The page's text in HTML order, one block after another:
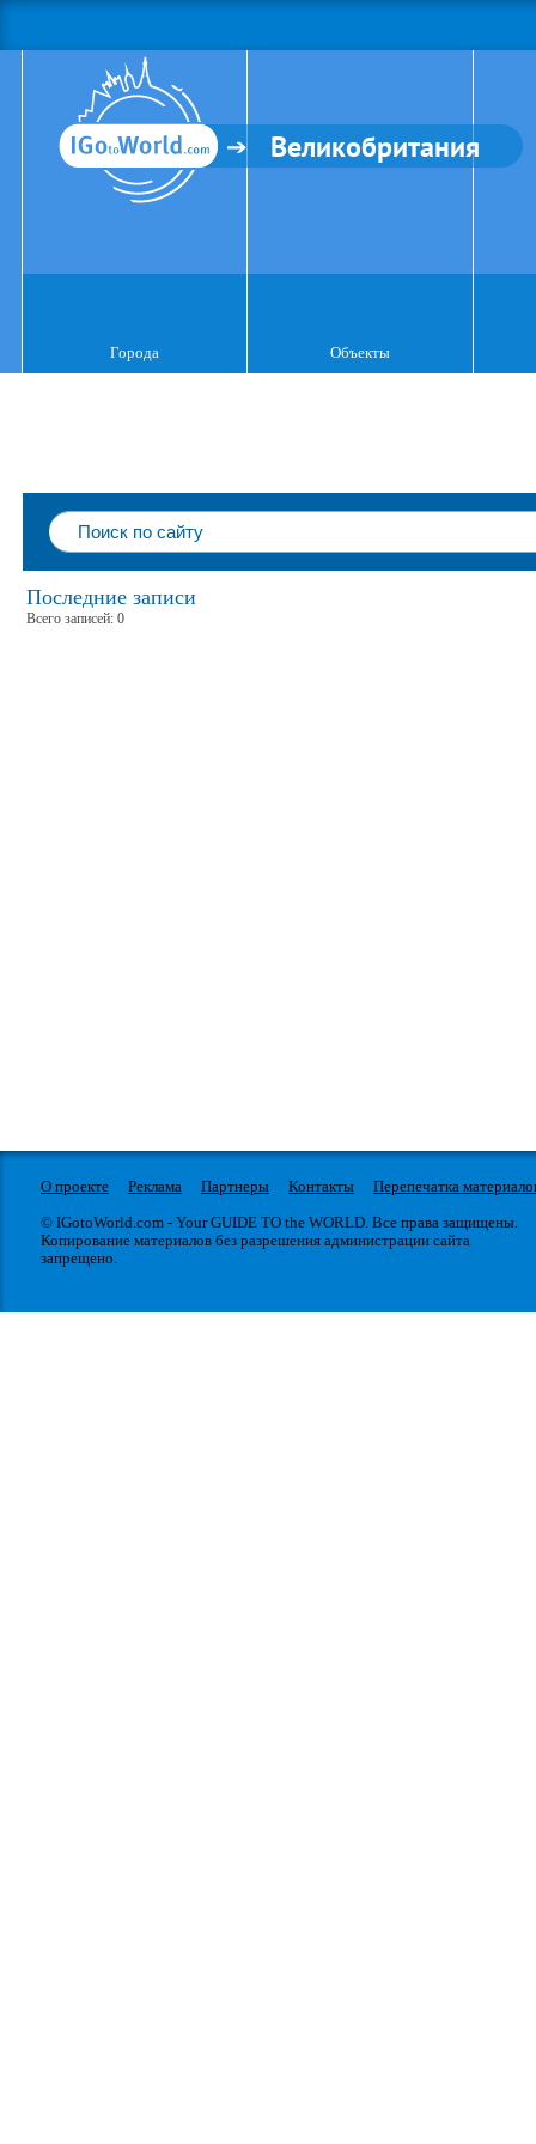
Великобритания
Города Объекты
Последние записи
Всего записей: 0
О проекте Реклама Партнеры Контакты
Перепечатка
© IGotoWorld.com - Your GUIDE TO the WORLD. Все права защищены.
Копирование материалов без разрешения администрации сайта
запрещено.